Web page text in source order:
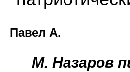
Павел А.
М. Назаров